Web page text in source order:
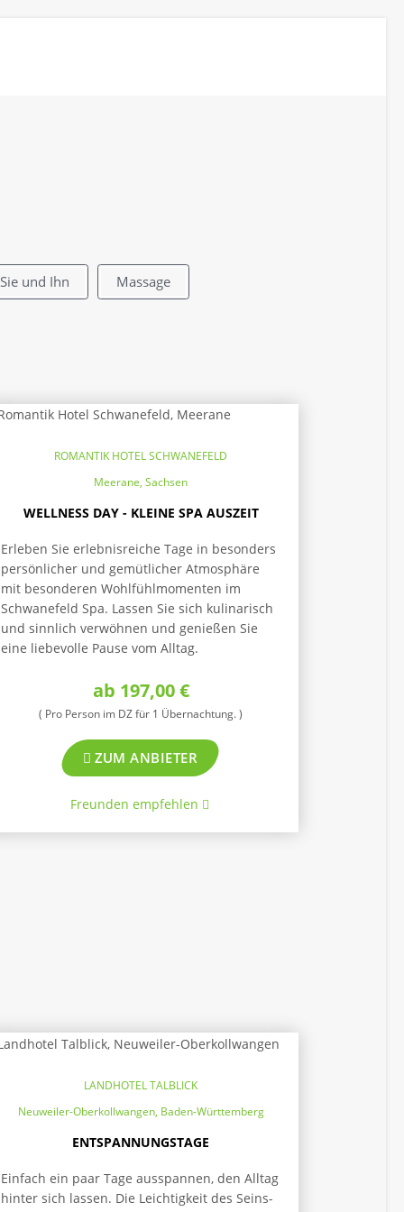
und Ihn Massage
ROMANTIK HOTEL SCHWANEFELD
Meerane, Sachsen
WELLNESS DAY - KLEINE SPA AUSZEIT
Erleben Sie erlebnisreiche Tage in besonders
persönlicher und gemütlicher Atmosphäre
mit besonderen Wohlfühlmomenten im
Schwanefeld Spa. Lassen Sie sich kulinarisch
und sinnlich verwöhnen und genießen Sie
eine liebevolle Pause vom Alltag.
ab 197,00 €
( Pro Person im DZ für 1 Übernachtung. )
ZUM ANBIETER
Freunden empfehlen
LANDHOTEL TALBLICK
Neuweiler-Oberkollwangen, Baden-Württemberg
ENTSPANNUNGSTAGE
Einfach ein paar Tage ausspannen, den Alltag
hinter sich lassen. Die Leichtigkeit des Seins-